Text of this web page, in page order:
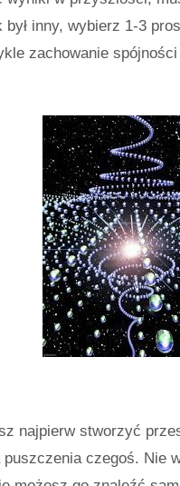
inny, wybierz 1-3
zachowanie
najpierw stworzyć
czegoś.